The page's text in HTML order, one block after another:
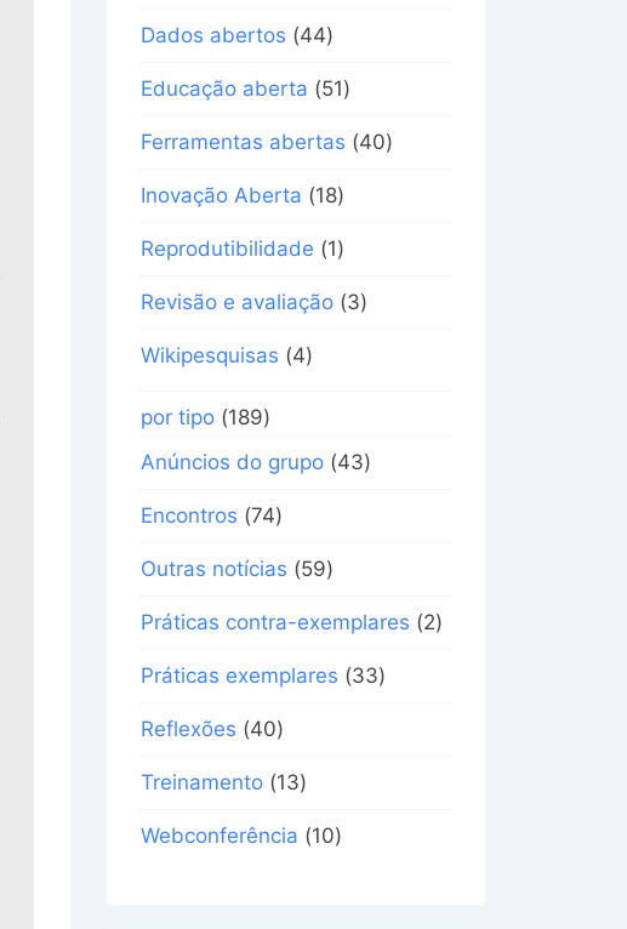
Dados abertos (44)
Educação aberta (51)
Ferramentas abertas (40)
Inovação Aberta (18)
Reprodutibilidade (1)
Revisão e avaliação (3)
Wikipesquisas (4)
por tipo (189)
Anúncios do grupo (43)
Encontros (74)
Outras notícias (59)
Práticas contra-exemplares (2)
Práticas exemplares (33)
Reflexões (40)
Treinamento (13)
Webconferência (10)